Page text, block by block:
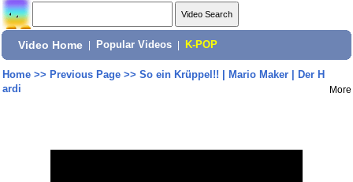
Video Home Popular Videos K-POP
Home>> Previous Page>> So ein Krüppel!! | Mario Maker | Der H
ardi
More